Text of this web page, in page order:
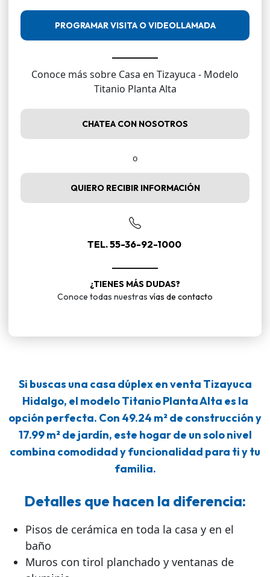
PROGRAMAR VISITA O VIDEOLLAMADA
Conoce más sobre Casa en Tizayuca - Modelo
Titanio Planta Alta
CHATEA CON NOSOTROS
o
QUIERO RECIBIR INFORMACIÓN
TEL. 55-36-92-1000
¿TIENES MÁS DUDAS?
Conoce todas nuestras vías de contacto
Si buscas una casa dúplex en venta Tizayuca
Hidalgo, el modelo Titanio Planta Alta es la
opción perfecta. Con 49.24 m² de construcción y
17.99 m² de jardín, este hogar de un solo nivel
combina comodidad y funcionalidad para ti y tu
familia.
Detalles que hacen la diferencia:
Pisos de cerámica en toda la casa y en el
baño
Muros con tirol planchado y ventanas de